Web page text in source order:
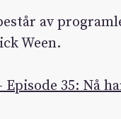
av
Ween.
35: Nå